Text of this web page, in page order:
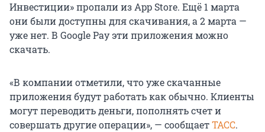
Инвестиции» пропали из App Store. Ещё 1 марта
они были доступны для скачивания, а 2 марта —
уже нет. В Google Pay эти приложения можно
скачать.
«В компании отметили, что уже скачанные
приложения будут работать как обычно. Клиенты
могут переводить деньги, пополнять счет и
совершать другие операции», — сообщаетТАСС.